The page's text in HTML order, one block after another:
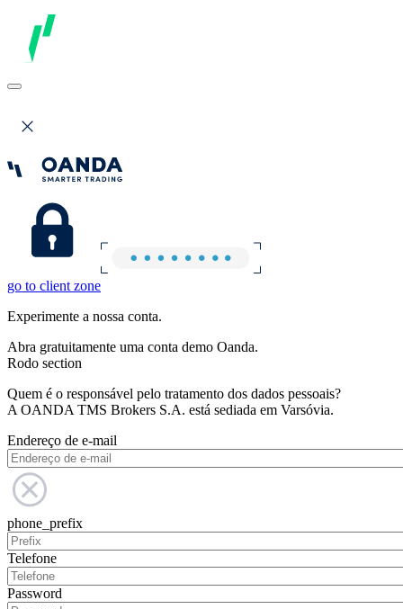
go to client zone
Experimente a nossa conta.
Abra gratuitamente uma conta demo Oanda.
Rodo section
Quem é o responsável pelo tratamento dos dados pessoais?
A OANDA TMS Brokers S.A. está sediada em Varsóvia.
Endereço de e-mail
phone_prefix
Telefone
Password